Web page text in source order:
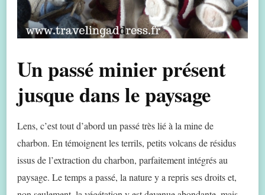
Un passé minier présent
jusque dans le paysage
Lens, c’est tout d’abord un passé très lié à la mine de
charbon. En témoignent les terrils, petits volcans de résidus
issus de l’extraction du charbon, parfaitement intégrés au
paysage. Le temps a passé, la nature y a repris ses droits et,